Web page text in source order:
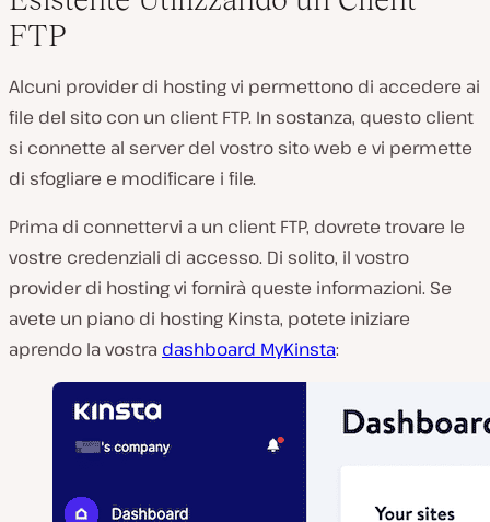
FTP
Alcuni provider di hosting vi permettono di accedere ai
file del sito con un client FTP. In sostanza, questo client
si connette al server del vostro sito web e vi permette
di sfogliare e modificare i file.
Prima di connettervi a un client FTP, dovrete trovare le
vostre credenziali di accesso. Di solito, il vostro
provider di hosting vi fornirà queste informazioni. Se
avete un piano di hosting Kinsta, potete iniziare
aprendo la vostra dashboard MyKinsta: